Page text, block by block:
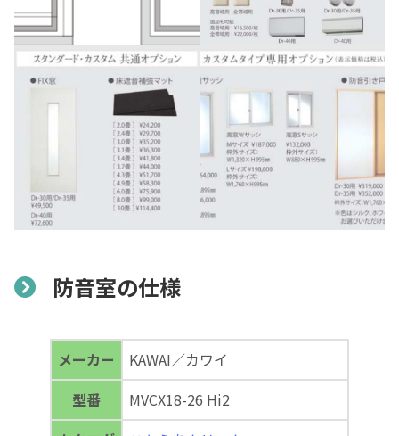
防音室の仕様
メーカー
KAWAI／カワイ
型番
MVCX18-26 Hi2